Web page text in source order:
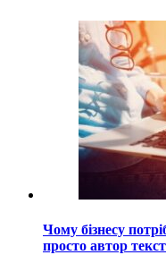
Чому бізнесу
просто автор